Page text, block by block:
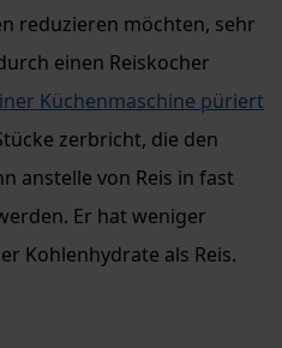
reduzieren möchten, sehr
einen Reiskocher
Küchenmaschine püriert
zerbricht, die den
anstelle von Reis in fast
Er hat weniger
Kohlenhydrate als Reis.